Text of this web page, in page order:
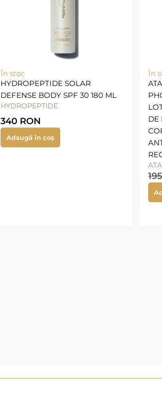
În stoc
HYDROPEPTIDE SOLAR
DEFENSE BODY SPF 30 180 ML
HYDROPEPTIDE
340 RON
Adaugă în coș
În
DE